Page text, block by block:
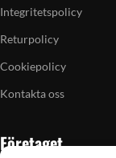
Integritetspolicy
Returpolicy
Cookiepolicy
Kontakta oss
Företaget